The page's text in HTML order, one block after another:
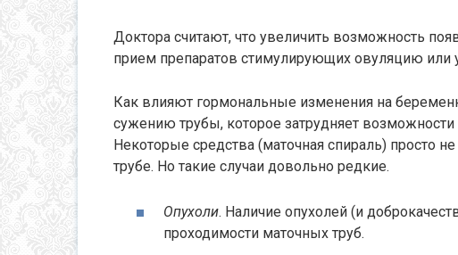
Доктора считают, что увеличить возможность
прием препаратов стимулирующих овуляцию или
Как влияют гормональные изменения на
сужению трубы, которое затрудняет возможности
Некоторые средства (маточная спираль) просто
трубе. Но такие случаи довольно редкие.
Опухоли. Наличие опухолей (и
проходимости маточных труб.